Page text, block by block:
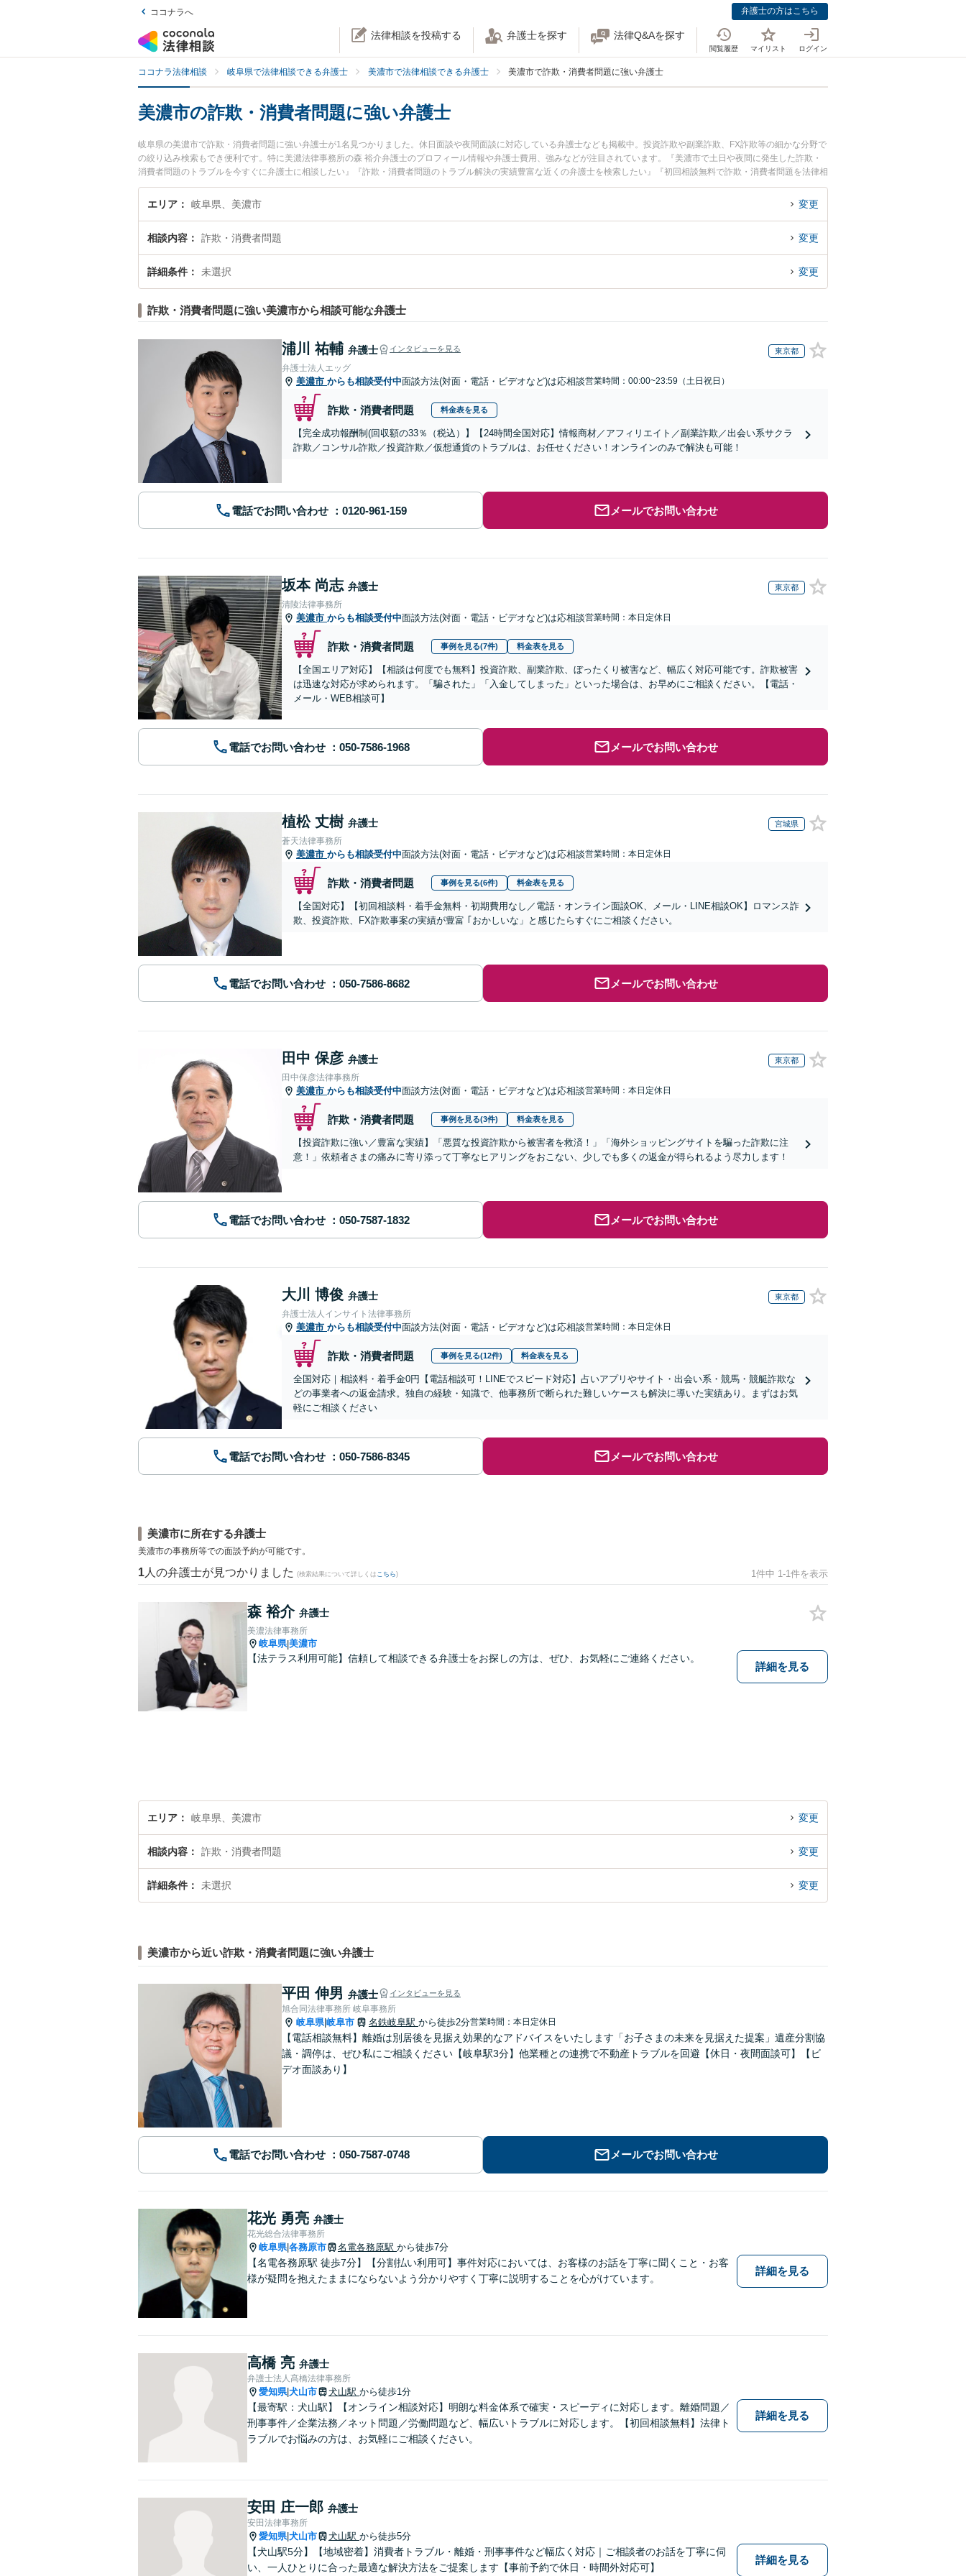
ココナラへ 弁護士の方はこちら
法律相談を投稿する 弁護士を探す 法律Q&Aを探す
閲覧履歴 マイリスト ログイン
ココナラ法律相談 岐阜県で法律相談できる弁護士 美濃市で法律相談できる弁護士 美濃市で詐欺・消費者問題に強い弁護士
美濃市の詐欺・消費者問題に強い弁護士
岐阜県の美濃市で詐欺・消費者問題に強い弁護士が1名見つかりました。休日面談や夜間面談に対応している弁護士なども掲載中。投資詐欺や副業詐欺、FX詐欺等の細かな分野で
の絞り込み検索もでき便利です。特に美濃法律事務所の森 裕介弁護士のプロフィール情報や弁護士費用、強みなどが注目されています。『美濃市で土日や夜間に発生した詐欺・
消費者問題のトラブルを今すぐに弁護士に相談したい』『詐欺・消費者問題のトラブル解決の実績豊富な近くの弁護士を検索したい』『初回相談無料で詐欺・消費者問題を法律相
談できる美濃市内の弁護士に相談予約したい』などでお困りの相談者さんにおすすめです。
エリア 岐阜県、美濃市 変更
相談内容 詐欺・消費者問題 変更
詳細条件 未選択 変更
詐欺・消費者問題に強い美濃市から相談可能な弁護士
浦川 祐輔 弁護士 インタビューを見る 東京都
弁護士法人エッグ
美濃市 からも相談受付中面談方法(対面・電話・ビデオなど)は応相談営業時間：00:00~23:59（土日祝日）
詐欺・消費者問題 料金表を見る
【完全成功報酬制(回収額の33％（税込）】【24時間全国対応】情報商材／アフィリエイト／副業詐欺／出会い系サクラ
詐欺／コンサル詐欺／投資詐欺／仮想通貨のトラブルは、お任せください！オンラインのみで解決も可能！
電話でお問い合わせ メールでお問い合わせ
坂本 尚志 弁護士 東京都
清陵法律事務所
美濃市 からも相談受付中面談方法(対面・電話・ビデオなど)は応相談営業時間：本日定休日
詐欺・消費者問題 事例を見る(7件) 料金表を見る
【全国エリア対応】【相談は何度でも無料】投資詐欺、副業詐欺、ぼったくり被害など、幅広く対応可能です。詐欺被害
は迅速な対応が求められます。「騙された」「入金してしまった」といった場合は、お早めにご相談ください。【電話・
メール・WEB相談可】
電話でお問い合わせ メールでお問い合わせ
植松 丈樹 弁護士 宮城県
蒼天法律事務所
美濃市 からも相談受付中面談方法(対面・電話・ビデオなど)は応相談営業時間：本日定休日
詐欺・消費者問題 事例を見る(6件) 料金表を見る
【全国対応】【初回相談料・着手金無料・初期費用なし／電話・オンライン面談OK、メール・LINE相談OK】ロマンス詐
欺、投資詐欺、FX詐欺事案の実績が豊富 ｢おかしいな」と感じたらすぐにご相談ください。
電話でお問い合わせ メールでお問い合わせ
田中 保彦 弁護士 東京都
田中保彦法律事務所
美濃市 からも相談受付中面談方法(対面・電話・ビデオなど)は応相談営業時間：本日定休日
詐欺・消費者問題 事例を見る(3件) 料金表を見る
【投資詐欺に強い／豊富な実績】「悪質な投資詐欺から被害者を救済！」「海外ショッピングサイトを騙った詐欺に注
意！」依頼者さまの痛みに寄り添って丁寧なヒアリングをおこない、少しでも多くの返金が得られるよう尽力します！
電話でお問い合わせ メールでお問い合わせ
大川 博俊 弁護士 東京都
弁護士法人インサイト法律事務所
美濃市 からも相談受付中面談方法(対面・電話・ビデオなど)は応相談営業時間：本日定休日
詐欺・消費者問題 事例を見る(12件) 料金表を見る
全国対応｜相談料・着手金0円【電話相談可！LINEでスピード対応】占いアプリやサイト・出会い系・競馬・競艇詐欺な
どの事業者への返金請求。独自の経験・知識で、他事務所で断られた難しいケースも解決に導いた実績あり。まずはお気
軽にご相談ください
電話でお問い合わせ メールでお問い合わせ
美濃市に所在する弁護士
美濃市の事務所等での面談予約が可能です。
1 人の弁護士が見つかりました (検索結果について詳しくは こちら) 1件中 1-1件を表示
森 裕介 弁護士
美濃法律事務所
岐阜県|美濃市
【法テラス利用可能】信頼して相談できる弁護士をお探しの方は、ぜひ、お気軽にご連絡ください。
詳細を見る
エリア 岐阜県、美濃市 変更
相談内容 詐欺・消費者問題 変更
詳細条件 未選択 変更
美濃市から近い詐欺・消費者問題に強い弁護士
平田 伸男 弁護士 インタビューを見る
旭合同法律事務所 岐阜事務所
岐阜県|岐阜市 名鉄岐阜駅 から徒歩2分営業時間：本日定休日
【電話相談無料】離婚は別居後を見据え効果的なアドバイスをいたします「お子さまの未来を見据えた提案」遺産分割協
議・調停は、ぜひ私にご相談ください【岐阜駅3分】他業種との連携で不動産トラブルを回避【休日・夜間面談可】【ビ
デオ面談あり】
電話でお問い合わせ メールでお問い合わせ
花光 勇亮 弁護士
花光総合法律事務所
岐阜県|各務原市 名電各務原駅 から徒歩7分
【名電各務原駅 徒歩7分】【分割払い利用可】事件対応においては、お客様のお話を丁寧に聞くこと・お客
様が疑問を抱えたままにならないよう分かりやすく丁寧に説明することを心がけています。
詳細を見る
高橋 亮 弁護士
弁護士法人髙橋法律事務所
愛知県|犬山市 犬山駅 から徒歩1分
【最寄駅：犬山駅】【オンライン相談対応】明朗な料金体系で確実・スピーディに対応します。離婚問題／
刑事事件／企業法務／ネット問題／労働問題など、幅広いトラブルに対応します。【初回相談無料】法律ト
ラブルでお悩みの方は、お気軽にご相談ください。
詳細を見る
安田 庄一郎 弁護士
安田法律事務所
愛知県|犬山市 犬山駅 から徒歩5分
【犬山駅5分】【地域密着】消費者トラブル・離婚・刑事事件など幅広く対応｜ご相談者のお話を丁寧に伺
い、一人ひとりに合った最適な解決方法をご提案します【事前予約で休日・時間外対応可】
詳細を見る